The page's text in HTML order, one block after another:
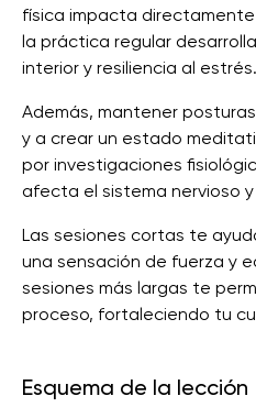
física impacta
la práctica regular
interior y resiliencia al estrés.
Además, mantener
y a crear un estado
por investigaciones
afecta el sistema nervioso
Las sesiones cortas te
una sensación de fuerza y
sesiones más largas te
proceso, fortaleciendo tu
Esquema de la lección